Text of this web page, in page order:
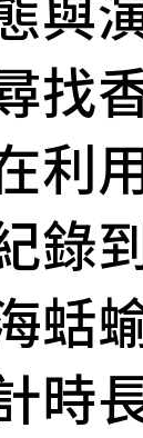
找
利
錄
蛞
時